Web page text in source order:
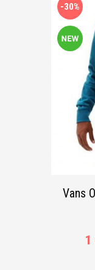
-30%
Vans
1